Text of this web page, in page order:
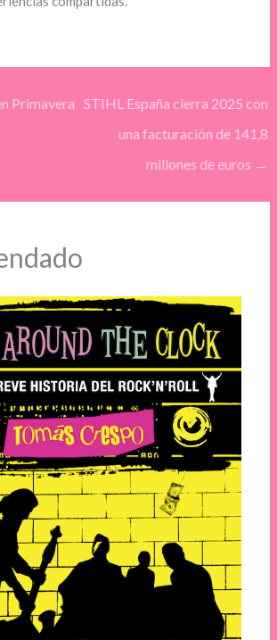
Primavera STIHL España cierra 2025 con
una facturación de 141,8
millones de euros →